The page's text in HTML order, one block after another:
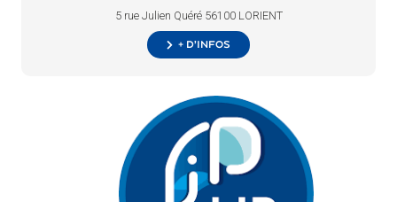
5 rue Julien Quéré 56100 LORIENT
+ d’infos